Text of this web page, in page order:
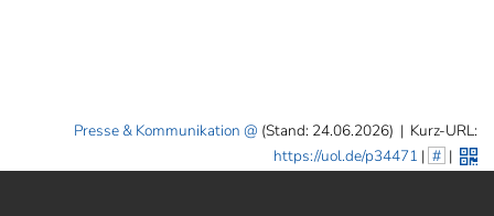
Presse & Kommunikation (Stand: 24.06.2026) | Kurz-URL:
https://uol.de/p34471 | # |